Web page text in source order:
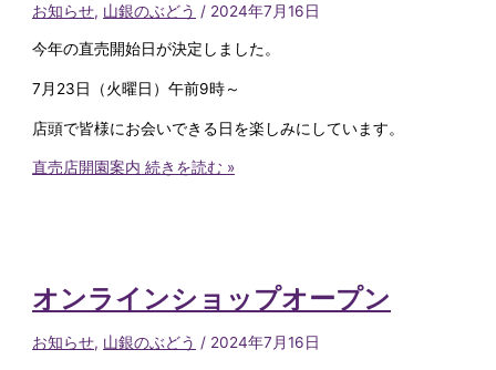
お知らせ, 山銀のぶどう / 2024年7月16日
今年の直売開始日が決定しました。
7月23日（火曜日）午前9時～
店頭で皆様にお会いできる日を楽しみにしています。
直売店開園案内 続きを読む »
オンラインショップオープン
お知らせ, 山銀のぶどう / 2024年7月16日